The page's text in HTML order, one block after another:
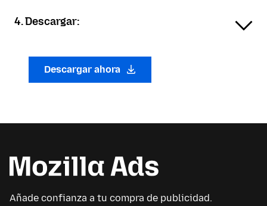
4. Descargar:
Descargar ahora
Añade confianza a tu compra de publicidad.